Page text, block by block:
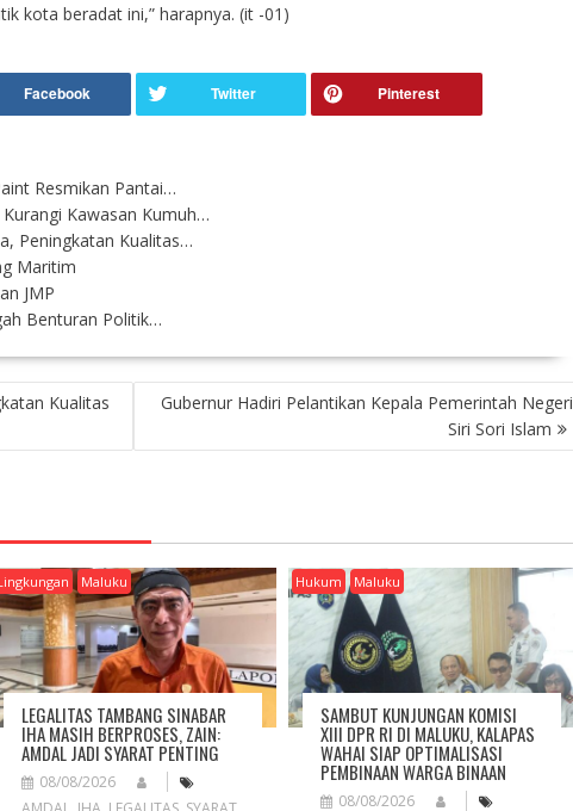
kota beradat ini,” harapnya. (it -01)
Resmikan Pantai…
Kawasan Kumuh…
Peningkatan Kualitas…
Maritim
JMP
Benturan Politik…
Kualitas
Gubernur Hadiri Pelantikan Kepala Pemerintah Negeri
Siri Sori Islam
Maluku
LEGALITAS TAMBANG SINABAR
IHA MASIH BERPROSES, ZAIN:
AMDAL JADI SYARAT PENTING
08/08/2026
Hukum Maluku
SAMBUT KUNJUNGAN KOMISI
XIII DPR RI DI MALUKU, KALAPAS
WAHAI SIAP OPTIMALISASI
PEMBINAAN WARGA BINAAN
08/08/2026